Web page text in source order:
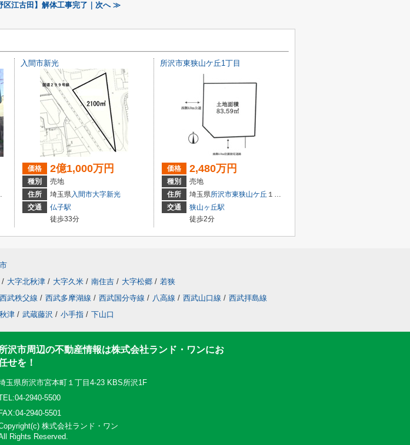
区江古田】解体工事完了｜次へ ≫
入間市新光
価格 2億1,000万円
種別
売地
住所
埼玉県入間市大字新光
交通
仏子駅
徒歩33分
所沢市東狭山ケ丘1丁目
価格 2,480万円
種別
売地
住所
埼玉県所沢市東狭山ケ丘 １丁目
交通
狭山ヶ丘駅
徒歩2分
/ 大字北秋津 / 大字久米 / 南住吉 / 大字松郷 / 若狭
西武秩父線 / 西武多摩湖線 / 西武国分寺線 / 八高線 / 西武山口線 / 西武拝島線
秋津 / 武蔵藤沢 / 小手指 / 下山口
沢市周辺の不動産情報は株式会社ランド・ワンにお
せを！
玉県所沢市宮本町１丁目4-23 KBS所沢1F
2940-5500
FAX:04-2940-5501
株式会社ランド・ワン
Rights Reserved.